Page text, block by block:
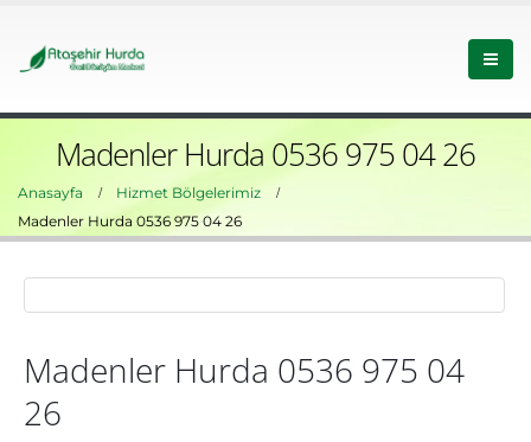
Madenler Hurda 0536 975 04 26
Anasayfa
Hizmet Bölgelerimiz
Madenler Hurda 0536 975 04 26
Madenler Hurda 0536 975 04
26